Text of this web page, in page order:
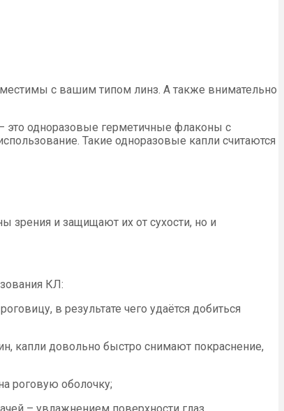
с вашим типом линз. А также внимательно
это одноразовые герметичные флаконы с
Такие одноразовые капли считаются
и защищают их от сухости, но и
КЛ:
в результате чего удаётся добиться
капли довольно быстро снимают покраснение,
роговую оболочку;